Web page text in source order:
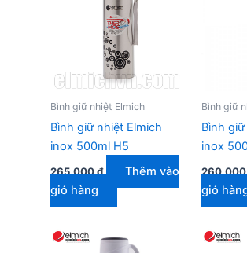
Bình giữ nhiệt Elmich
Bình giữ nhiệt Elmich
inox 500ml H5
265.000₫
Thêm vào
giỏ hàng
Bình giữ
Bình
inox
giỏ